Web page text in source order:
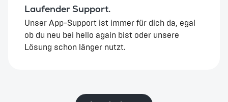
Laufender Support.
Unser App-Support ist immer für dich da, egal
ob du neu bei hello again bist oder unsere
Lösung schon länger nutzt.